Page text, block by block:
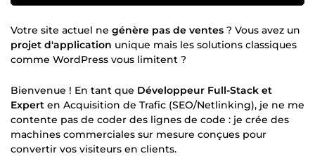
Votre site actuel ne génère pas de ventes ? Vous avez un
projet d'application unique mais les solutions classiques
comme WordPress vous limitent ?
Bienvenue ! En tant que Développeur Full-Stack et
Expert en Acquisition de Trafic (SEO/Netlinking), je ne me
contente pas de coder des lignes de code : je crée des
machines commerciales sur mesure conçues pour
convertir vos visiteurs en clients.